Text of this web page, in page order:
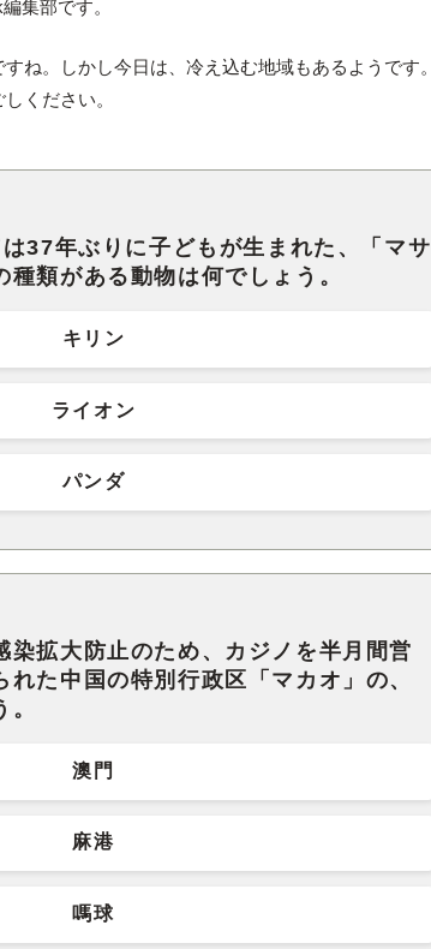
集部です。
ね。しかし今日は、冷え込む地域もあるようです。
ください。
37年ぶりに子どもが生まれた、「マサ
類がある動物は何でしょう。
キリン
ライオン
パンダ
染拡大防止のため、カジノを半月間営
た中国の特別行政区「マカオ」の、
澳門
麻港
嗎球